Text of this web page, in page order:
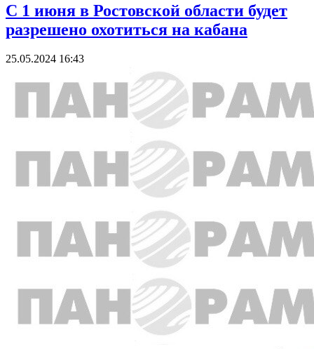
С 1 июня в Ростовской области будет
разрешено охотиться на кабана
25.05.2024 16:43